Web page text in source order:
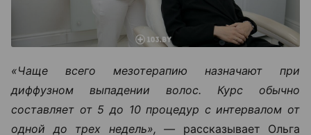
«Чаще всего мезотерапию назначают при
диффузном выпадении волос. Курс обычно
составляет от 5 до 10 процедур с интервалом от
одной до трех недель», — рассказывает Ольга